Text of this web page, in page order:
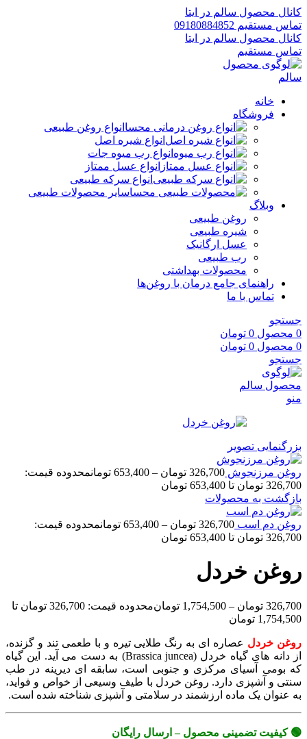
کانال محصول سالم در ایتا
تماس مستقیم 09180884852
کانال محصول سالم در ایتا
تماس مستقیم
خانه
فروشگاه
انواع روغن طبیعی
انواع شیره اصل
انواع رب میوه جات
انواع عسل ممتاز
انواع سرکه طبیعی
سایر محصولات طبیعی
وبلاگ
روغن طبیعی
شیره طبیعی
عسل ارگانیک
رب طبیعی
محصولات بهداشتی
راهنمای جامع درمان با روغن‌ها
تماس با ما
جستجو
0 محصول 0 تومان
0 محصول 0 تومان
جستجو
منو
بزرگنمایی تصویر
روغن مرزنجوش 326,700 تومان –
653,400 تومانمحدوده قیمت:
326,700 تومان تا 653,400 تومان
بازگشت به محصولات
روغن دم اسب 326,700 تومان –
653,400 تومانمحدوده قیمت:
326,700 تومان تا 653,400 تومان
روغن خردل
326,700 تومان –
1,754,500 تومان
محدوده قیمت: 326,700 تومان تا
1,754,500 تومان
روغن خردل عصاره ای به رنگ طلایی تیره و با طعمی تند و گزنده،
از دانه های گیاه خردل (Brassica juncea) به دست می آید. این گیاه
که بومی آسیای مرکزی و جنوبی است، سابقه ای دیرینه در طب
سنتی و آشپزی دارد. روغن خردل با طیف وسیعی از خواص و فواید،
به عنوان یک ماده ارزشمند در سلامتی و آشپزی شناخته شده است.
🟢 کیفیت تضمینی محصول – ارسال رایگان